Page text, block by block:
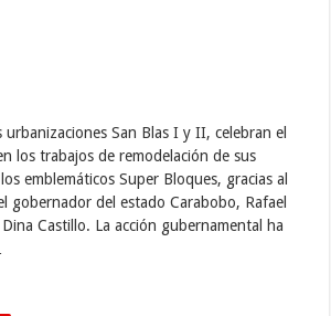
urbanizaciones San Blas I y II, celebran el
los trabajos de remodelación de sus
emblemáticos Super Bloques, gracias al
gobernador del estado Carabobo, Rafael
Dina Castillo. La acción gubernamental ha